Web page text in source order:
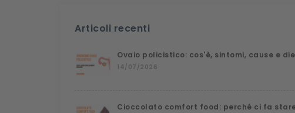
Articoli recenti
Ovaio policistico: cos'è, sintomi, cause e
14/07/2026
Cioccolato comfort food: perché ci fa